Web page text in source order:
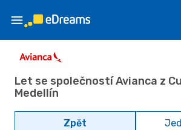
Let se společností Avianca z
Medellín
Zpět